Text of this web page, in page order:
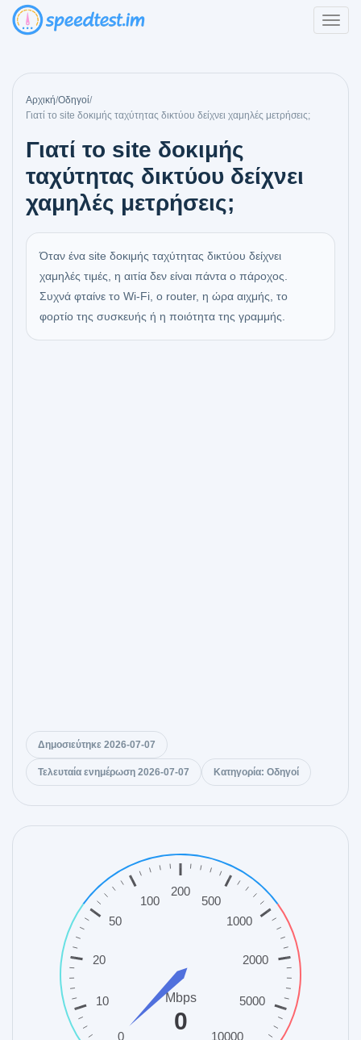
Αρχική/Οδηγοί/
Γιατί το site δοκιμής ταχύτητας δικτύου δείχνει χαμηλές μετρήσεις;
Γιατί το site δοκιμής
ταχύτητας δικτύου δείχνει
χαμηλές μετρήσεις;
Όταν ένα site δοκιμής ταχύτητας δικτύου δείχνει
χαμηλές τιμές, η αιτία δεν είναι πάντα ο πάροχος.
Συχνά φταίνε το Wi‑Fi, ο router, η ώρα αιχμής, το
φορτίο της συσκευής ή η ποιότητα της γραμμής.
Δημοσιεύτηκε 2026-07-07
Τελευταία ενημέρωση 2026-07-07 Κατηγορία: Οδηγοί